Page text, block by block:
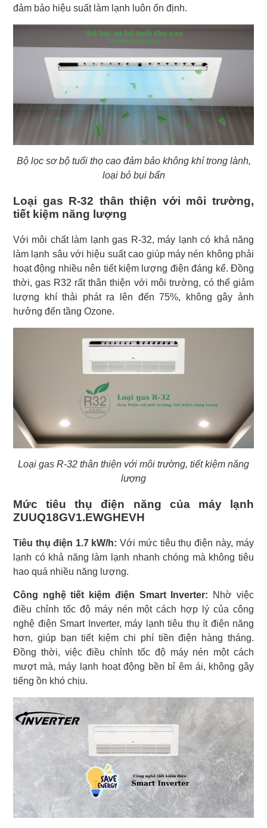
đảm bảo hiệu suất làm lạnh luôn ổn định.
Bộ lọc sơ bộ tuổi thọ cao đảm bảo không khí trong lành,
loại bỏ bụi bẩn
Loại gas R-32 thân thiện với môi trường,
tiết kiệm năng lượng
Với môi chất làm lạnh gas R-32, máy lạnh có khả năng
làm lạnh sâu với hiệu suất cao giúp máy nén không phải
hoạt động nhiều nên tiết kiệm lượng điện đáng kể. Đồng
thời, gas R32 rất thân thiện với môi trường, có thể giảm
lượng khí thải phát ra lên đến 75%, không gây ảnh
hưởng đến tầng Ozone.
Loại gas R-32 thân thiện với môi trường, tiết kiệm năng
lượng
Mức tiêu thụ điện năng của máy lạnh
ZUUQ18GV1.EWGHEVH
Tiêu thụ điện 1.7 kW/h: Với mức tiêu thụ điện này, máy
lạnh có khả năng làm lạnh nhanh chóng mà không tiêu
hao quá nhiều năng lượng.
Công nghệ tiết kiệm điện Smart Inverter:
Nhờ việc
điều chỉnh tốc độ máy nén một cách hợp lý của công
nghệ điện Smart Inverter, máy lạnh tiêu thụ ít điện năng
hơn, giúp bạn tiết kiệm chi phí tiền điện hàng tháng.
Đồng thời, việc điều chỉnh tốc độ máy nén một cách
mượt mà, máy lạnh hoạt động bền bỉ êm ái, không gây
tiếng ồn khó chịu.